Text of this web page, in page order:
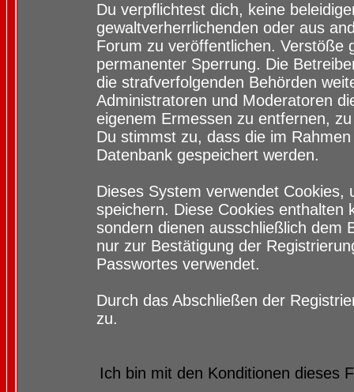
Du verpflichtest dich, keine
gewaltverherrlichenden oder aus
Forum zu veröffentlichen. Verstöße
permanenter Sperrung. Die
die strafverfolgenden Behörden
Administratoren und Moderatoren
eigenem Ermessen zu entfernen,
Du stimmst zu, dass die im
Datenbank gespeichert werden.
Dieses System verwendet
speichern. Diese Cookies enthalten
sondern dienen ausschließlich dem
nur zur Bestätigung der
Passwortes verwendet.
Durch das Abschließen der
zu.
Ich bin mit den Konditionen dieses